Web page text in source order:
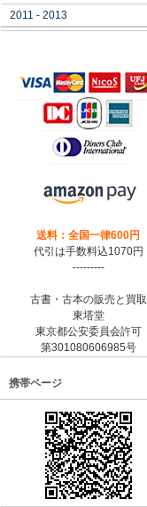
2011 - 2013
送料：全国一律600円
代引は手数料込1070円
---------
古書・古本の販売と買取
東塔堂
東京都公安委員会許可
第301080606985号
携帯ページ